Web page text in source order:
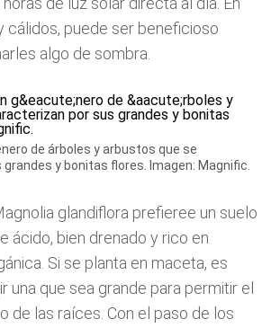
cálidos, puede ser beneficioso
algo de sombra.
de árboles y arbustos que se
y bonitas flores. Imagen: Magnific.
glandiflora prefieree un suelo
ácido, bien drenado y rico en
Si se planta en maceta, es
una que sea grande para permitir el
de las raíces. Con el paso de los